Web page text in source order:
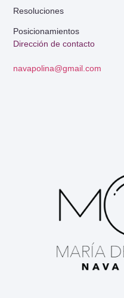
Dirección de contacto
navapolina@gmail.com
Resoluciones
Posicionamientos